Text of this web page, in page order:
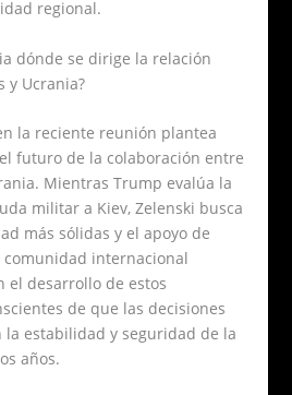
regional.
dónde se dirige la relación
y Ucrania?
la reciente reunión plantea
futuro de la colaboración entre
Mientras Trump evalúa la
militar a Kiev, Zelenski busca
más sólidas y el apoyo de
comunidad internacional
el desarrollo de estos
de que las decisiones
estabilidad y seguridad de la
años.